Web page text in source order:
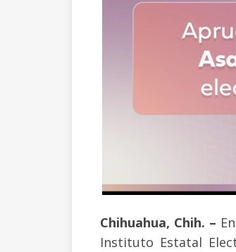
Chihuahua, Chih. –
Instituto Estatal